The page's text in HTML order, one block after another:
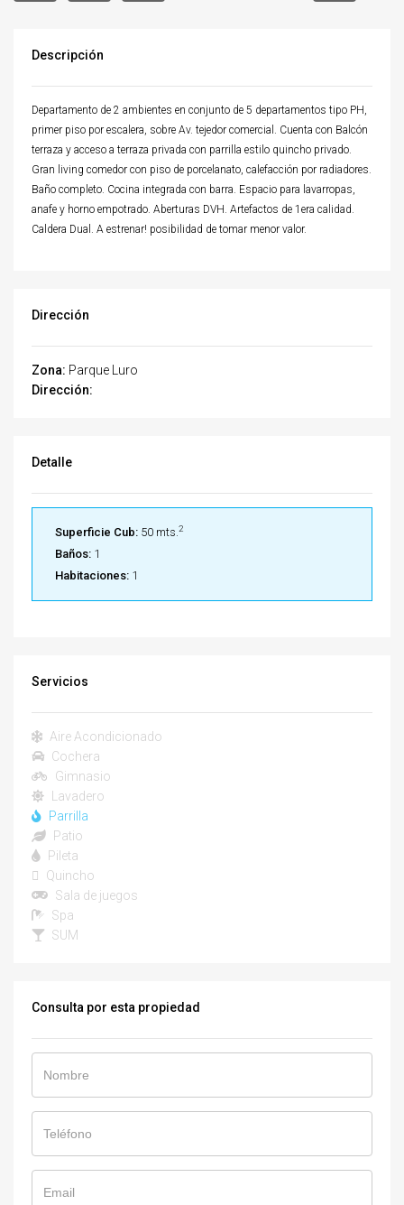
Descripción
Departamento de 2 ambientes en conjunto de 5 departamentos tipo PH,
primer piso por escalera, sobre Av. tejedor comercial. Cuenta con Balcón
terraza y acceso a terraza privada con parrilla estilo quincho privado.
Gran living comedor con piso de porcelanato, calefacción por radiadores.
Baño completo. Cocina integrada con barra. Espacio para lavarropas,
anafe y horno empotrado. Aberturas DVH. Artefactos de 1era calidad.
Caldera Dual. A estrenar! posibilidad de tomar menor valor.
Dirección
Zona: Parque Luro
Dirección:
Detalle
Superficie Cub: 50 mts.2
Baños: 1
Habitaciones: 1
Servicios
Aire Acondicionado
Cochera
Gimnasio
Lavadero
Parrilla
Patio
Pileta
Quincho
Sala de juegos
Spa
SUM
Consulta por esta propiedad